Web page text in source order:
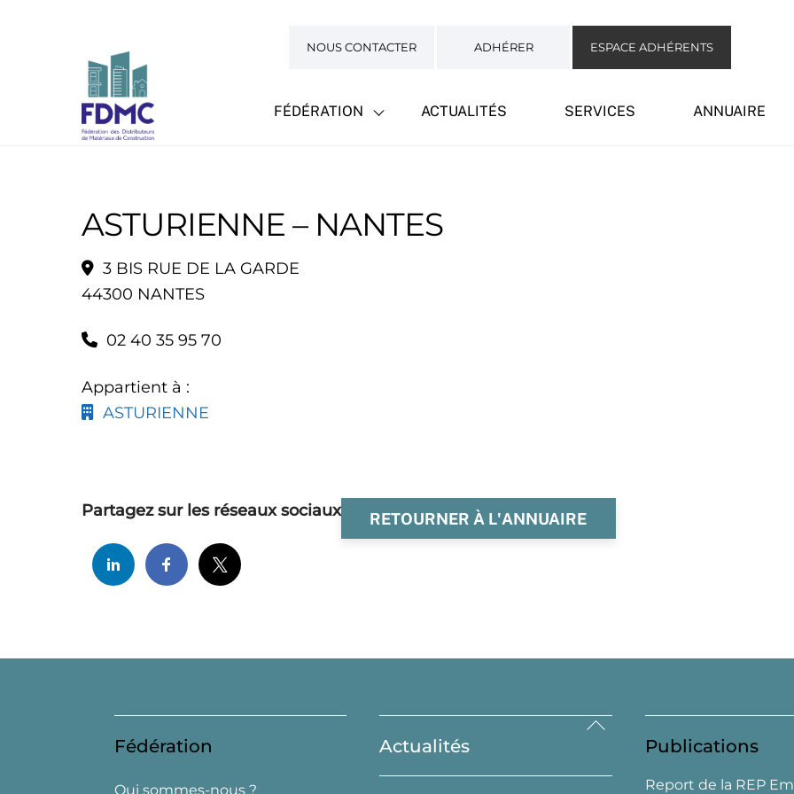
NOUS CONTACTER ADHÉRER ESPACE ADHÉRENTS
FÉDÉRATION ACTUALITÉS SERVICES ANNUAIRE
ASTURIENNE – NANTES
3 BIS RUE DE LA GARDE
44300 NANTES
02 40 35 95 70
Appartient à :
ASTURIENNE
RETOURNER À L'ANNUAIRE
Partagez sur les réseaux sociaux
Back
Top
Fédération
Qui sommes-nous ?
Actualités Publications
Report de la REP